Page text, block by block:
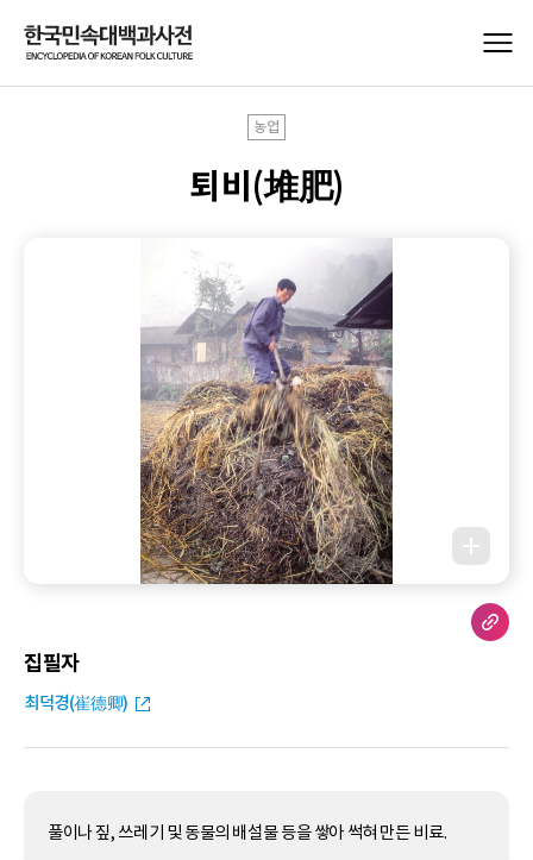
농업
퇴비(堆肥)
집필자
최덕경(崔德卿)
풀이나 짚, 쓰레기 및 동물의 배설물 등을 쌓아 썩혀 만든 비료.